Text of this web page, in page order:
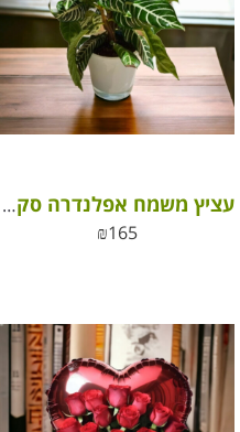
עציץ משמח אפלנדרה סקרוזה בכלי קרמיקה/ זכוכית
₪165